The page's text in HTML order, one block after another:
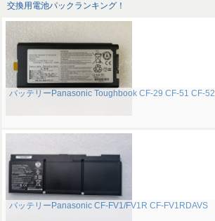
交換用電池パックランキング！
バッテリーPanasonic Toughbook CF-29 CF-51 CF-52
バッテリーPanasonic CF-FV1/FV1R CF-FV1RDAVS